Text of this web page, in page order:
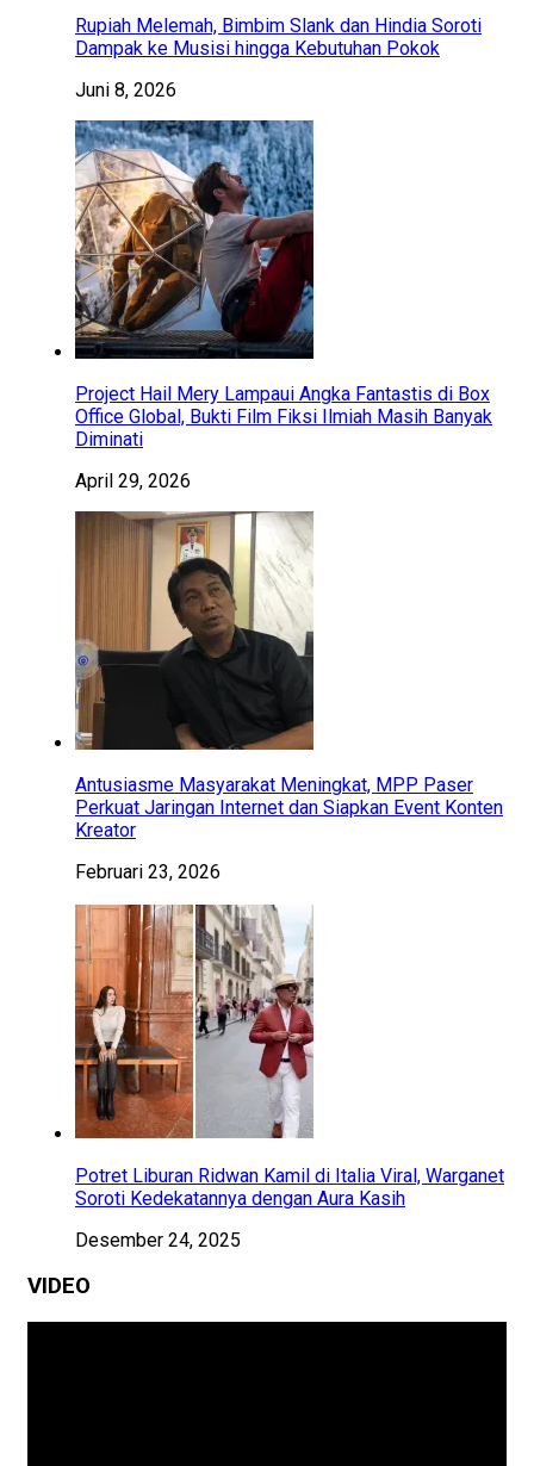
Rupiah Melemah, Bimbim Slank dan Hindia Soroti
Dampak ke Musisi hingga Kebutuhan Pokok
Juni 8, 2026
Project Hail Mery Lampaui Angka Fantastis di Box
Office Global, Bukti Film Fiksi Ilmiah Masih Banyak
Diminati
April 29, 2026
Antusiasme Masyarakat Meningkat, MPP Paser
Perkuat Jaringan Internet dan Siapkan Event Konten
Kreator
Februari 23, 2026
Potret Liburan Ridwan Kamil di Italia Viral, Warganet
Soroti Kedekatannya dengan Aura Kasih
Desember 24, 2025
VIDEO